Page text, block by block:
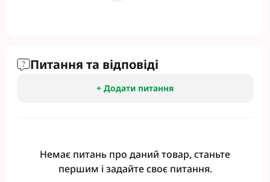
Питання та відповіді
+ Додати питання
Немає питань про даний товар, станьте
першим і задайте своє питання.